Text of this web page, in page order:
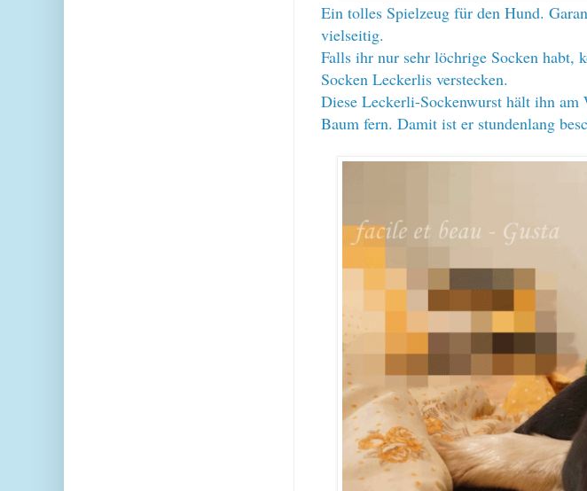
Ein tolles Spielzeug für den Hund.
vielseitig.
Falls ihr nur sehr löchrige Socken habt,
Socken Leckerlis verstecken.
Diese Leckerli-Sockenwurst hält ihn am
Baum fern. Damit ist er stundenlang